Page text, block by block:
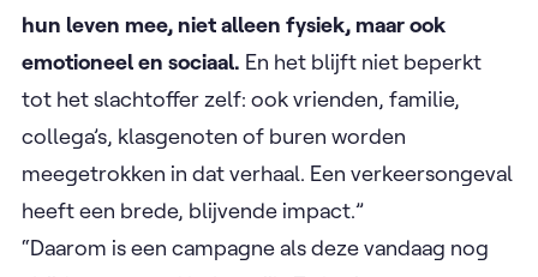
hun leven mee, niet alleen fysiek, maar ook
emotioneel en sociaal. En het blijft niet beperkt
tot het slachtoffer zelf: ook vrienden, familie,
collega’s, klasgenoten of buren worden
meegetrokken in dat verhaal. Een verkeersongeval
heeft een brede, blijvende impact.”
“Daarom is een campagne als deze vandaag nog